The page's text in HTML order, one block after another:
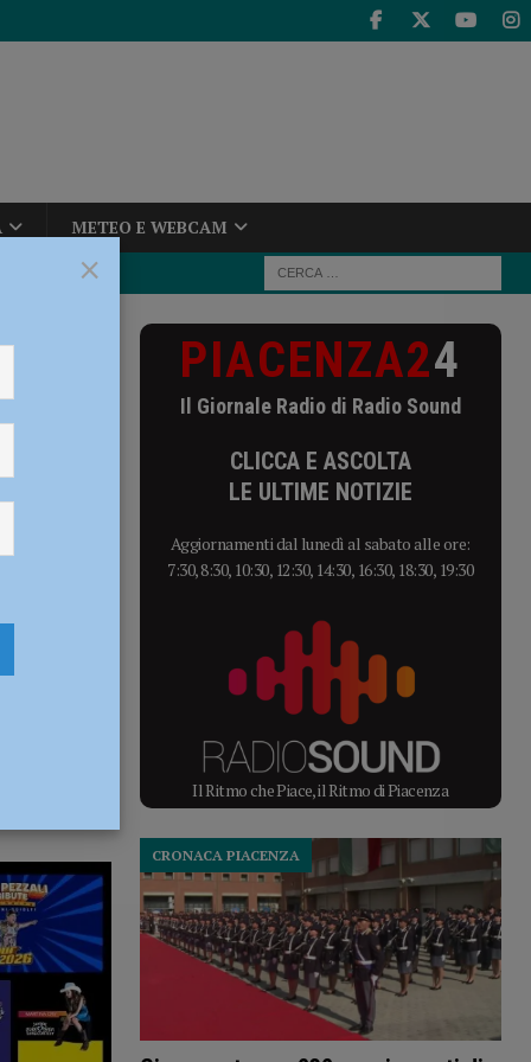
METEO E WEBCAM
nessun
PIACENZA24
Il Giornale Radio di Radio Sound
CLICCA E ASCOLTA
LE ULTIME NOTIZIE
Aggiornamenti dal lunedì al sabato alle ore:
7:30, 8:30, 10:30, 12:30, 14:30, 16:30, 18:30, 19:30
Il Ritmo che Piace, il Ritmo di Piacenza
CRONACA PIACENZA
×